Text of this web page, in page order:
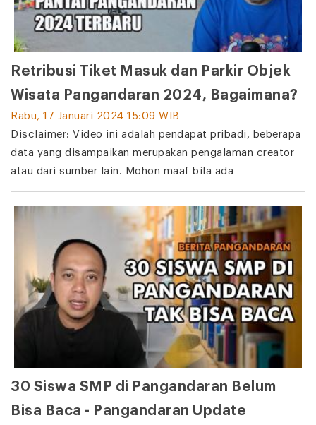
Retribusi Tiket Masuk dan Parkir Objek
Wisata Pangandaran 2024, Bagaimana?
Rabu, 17 Januari 2024 15:09 WIB
Disclaimer: Video ini adalah pendapat pribadi, beberapa
data yang disampaikan merupakan pengalaman creator
atau dari sumber lain. Mohon maaf bila ada
30 Siswa SMP di Pangandaran Belum
Bisa Baca - Pangandaran Update